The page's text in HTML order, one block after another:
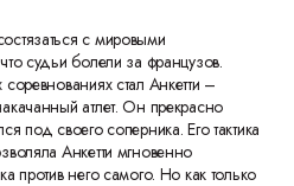
с мировыми
судьи болели за французов.
стал Анкетти –
атлет. Он прекрасно
под своего соперника. Его тактика
Анкетти мгновенно
против него самого. Но как только